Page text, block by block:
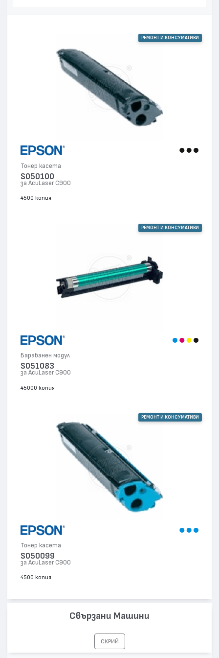
РЕМОНТ И КОНСУМАТИВИ
Тонер касета
S050100
за AcuLaser C900
4500 копия
РЕМОНТ И КОНСУМАТИВИ
Барабанен модул
S051083
за AcuLaser C900
45000 копия
РЕМОНТ И КОНСУМАТИВИ
Тонер касета
S050099
за AcuLaser C900
4500 копия
Свързани Машини
СКРИЙ